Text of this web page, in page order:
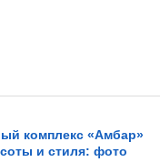
комплекс «Амбар»
и стиля: фото